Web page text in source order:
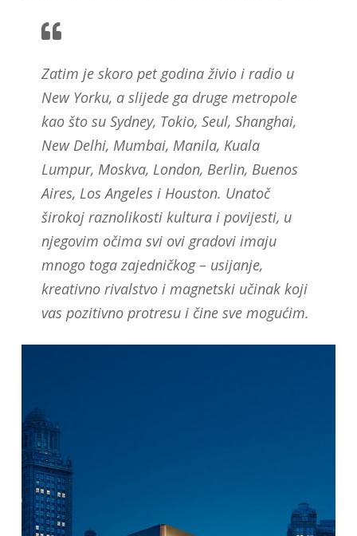
Zatim je skoro pet godina živio i radio u
New Yorku, a slijede ga druge metropole
kao što su Sydney, Tokio, Seul, Shanghai,
New Delhi, Mumbai, Manila, Kuala
Lumpur, Moskva, London, Berlin, Buenos
Aires, Los Angeles i Houston. Unatoč
širokoj raznolikosti kultura i povijesti, u
njegovim očima svi ovi gradovi imaju
mnogo toga zajedničkog – usijanje,
kreativno rivalstvo i magnetski učinak koji
vas pozitivno protresu i čine sve mogućim.